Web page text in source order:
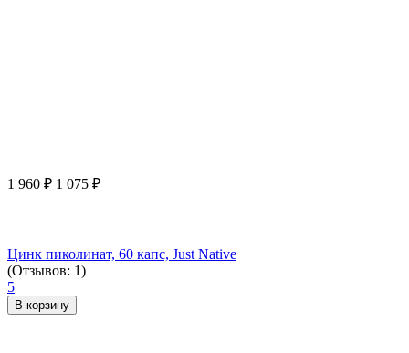
1 960 ₽ 1 075 ₽
Цинк пиколинат, 60 капс, Just Native
(Отзывов: 1)
5
В корзину